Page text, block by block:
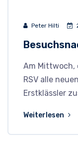
Peter Hilti
Am Mittwoch,
RSV alle
Erstklässler
Weiterlesen